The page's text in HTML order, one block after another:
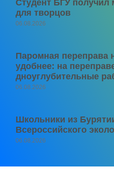
Студент БГУ получил
для творцов
06.08.2026
Паромная переправа
удобнее: на
дноуглубительные
06.08.2026
Школьники из
Всероссийского
06.08.2026